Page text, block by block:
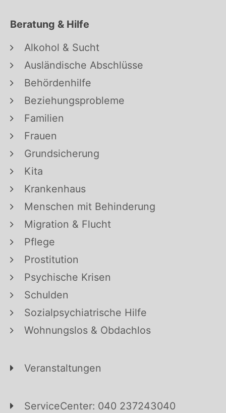
Beratung & Hilfe
Alkohol & Sucht
Ausländische Abschlüsse
Behördenhilfe
Beziehungsprobleme
Familien
Frauen
Grundsicherung
Kita
Krankenhaus
Menschen mit Behinderung
Migration & Flucht
Pflege
Prostitution
Psychische Krisen
Schulden
Sozialpsychiatrische Hilfe
Wohnungslos & Obdachlos
Veranstaltungen
ServiceCenter: 040 237243040